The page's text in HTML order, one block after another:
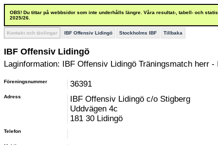
OBS! Du tittar på webbsidor som inte underhålls längre. Våra resultat-, tabell- och
2025/26.
Kontakt och tävlingar IBF Offensiv Lidingö Stockholms IBF Tillbaka
IBF Offensiv Lidingö
Laginformation: IBF Offensiv Lidingö Träningsmatch herr
Föreningsnummer 36391
Adress
IBF Offensiv Lidingö c/o Stigberg
Uddvägen 4c
181 30 Lidingö
Telefon